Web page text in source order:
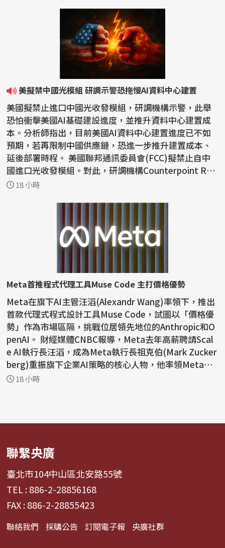
美擬禁中國光模組 研調示警恐拖慢AI資料中心建置
美國擬禁止進口中國光收發模組，研調機構示警，此舉
恐怕衝擊美國AI基礎建設進度，並推升資料中心建置成
本。分析師指出，目前美國AI資料中心建置進度已不如
預期，若再限制中國供應鏈，恐進一步推升建置成本、
延後部署時程。 美國聯邦通訊委員會(FCC)擬禁止自中
國進口光收發模組。對此，研調機構Counterpoint Res
earc...
18 小時
Meta首推程式代理工具Muse Code 主打價格優勢
Meta在旗下AI主管汪滔(Alexandr Wang)率領下，推出
首款代理式程式設計工具Muse Code，試圖以「價格優
勢」作為市場區隔，挑戰位居領先地位的Anthropic和O
penAI。 財經媒體CNBC報導，Meta去年高薪聘請Scal
e AI執行長汪滔，成為Meta執行長祖克伯(Mark Zucker
berg)重振旗下企業AI策略的核心人物，他率領Meta超
級智慧實驗室...
18 小時
聯繫央廣
臺北市104中山區北安路55號
TEL : 886-2-28856168
FAX : 886-2-28855423
聯絡我們 採購公告 訂閱電子報 央廣社群